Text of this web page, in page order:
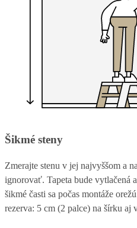
Šikmé steny
Zmerajte stenu v jej najvyššom a
ignorovať. Tapeta bude vytlačená
šikmé časti sa počas montáže
rezerva: 5 cm (2 palce) na šírku aj